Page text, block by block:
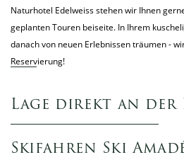
Naturhotel Edelweiss stehen wir Ihnen
geplanten Touren beiseite. In Ihrem
danach von neuen Erlebnissen träumen -
Reservierung!
Lage direkt an der
Skifahren Ski